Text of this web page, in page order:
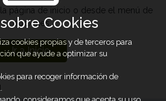
página de inicio o desde el menú de
opciones
Ir a Inicio
Cookies
cookies propias y de terceros para
que ayude a optimizar su
para recoger información de